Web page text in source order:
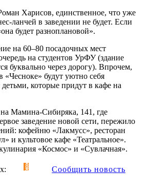
Харисов, единственное, что уже
ланчей в заведении не будет. Если
будет разноплановой».
на 60–80 посадочных мест
на студентов УрФУ (здание
буквально через дорогу). Впрочем,
«Чесноке» будут уютно себя
детьми, которые придут в кафе на
Мамина-Сибиряка, 141, где
заведение новой сети, пережило
кофейню «Лакмусс», ресторан
и культовое кафе «Театральное».
«Космос» и «Сувлачная».
Сообщить новость